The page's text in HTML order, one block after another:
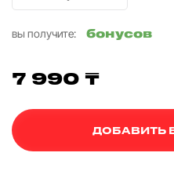
вы получите:
бонусов
7 990 ₸
ДОБАВИТЬ